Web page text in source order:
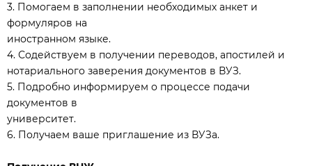
3. Помогаем в заполнении необходимых анкет и
формуляров на
иностранном языке.
4. Содействуем в получении переводов, апостилей и
нотариального заверения документов в ВУЗ.
5. Подробно информируем о процессе подачи
документов в
университет.
6. Получаем ваше приглашение из ВУЗа.